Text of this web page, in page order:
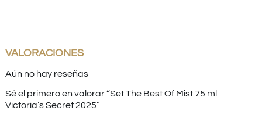
VALORACIONES
Aún no hay reseñas
Sé el primero en valorar “Set The Best Of Mist 75 ml
Victoria’s Secret 2025”